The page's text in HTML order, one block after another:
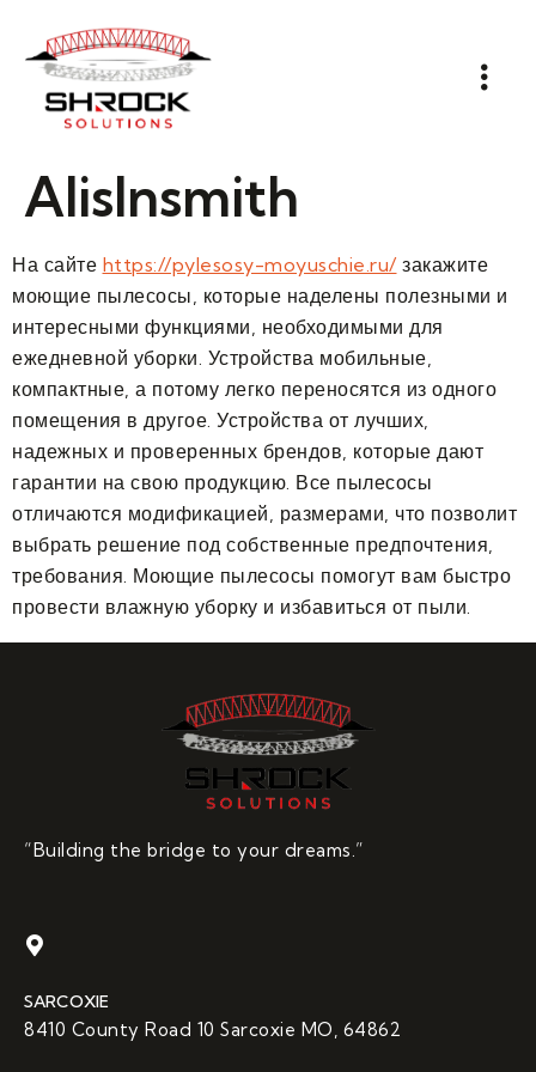
Alislnsmith
На сайте https://pylesosy-moyuschie.ru/закажите
моющие пылесосы, которые наделены полезными и
интересными функциями, необходимыми для
ежедневной уборки. Устройства мобильные,
компактные, а потому легко переносятся из одного
помещения в другое. Устройства от лучших,
надежных и проверенных брендов, которые дают
гарантии на свою продукцию. Все пылесосы
отличаются модификацией, размерами, что позволит
выбрать решение под собственные предпочтения,
требования. Моющие пылесосы помогут вам быстро
провести влажную уборку и избавиться от пыли.
“Building the bridge to your dreams.”
SARCOXIE
8410 County Road 10 Sarcoxie MO, 64862